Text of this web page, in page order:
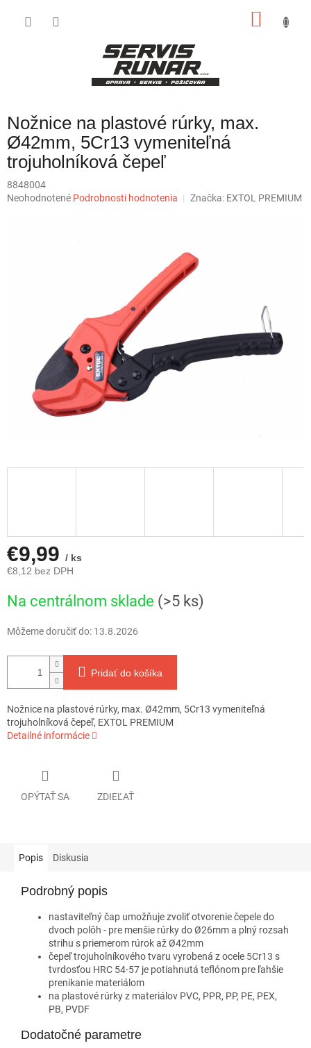
Nožnice na plastové rúrky, max.
Ø42mm, 5Cr13 vymeniteľná
trojuholníková čepeľ
8848004
Priemerné
Neohodnotené Podrobnosti hodnotenia Značka: EXTOL PREMIUM
€9,99 / ks
€8,12 bez DPH
cena:
Na centrálnom sklade (>5 ks)
Môžeme doručiť do: 13.8.2026
Pridať do košíka
Nožnice na plastové rúrky, max. Ø42mm, 5Cr13 vymeniteľná
trojuholníková čepeľ, EXTOL PREMIUM
Detailné informácie
OPÝTAŤ SA ZDIEĽAŤ
Popis Diskusia
Podrobný popis
nastaviteľný čap umožňuje zvoliť otvorenie čepele do
dvoch polôh - pre menšie rúrky do Ø26mm a plný rozsah
strihu s priemerom rúrok až Ø42mm
čepeľ trojuholníkového tvaru vyrobená z ocele 5Cr13 s
tvrdosťou HRC 54-57 je potiahnutá teflónom pre ľahšie
prenikanie materiálom
na plastové rúrky z materiálov PVC, PPR, PP, PE, PEX,
PB, PVDF
Dodatočné parametre